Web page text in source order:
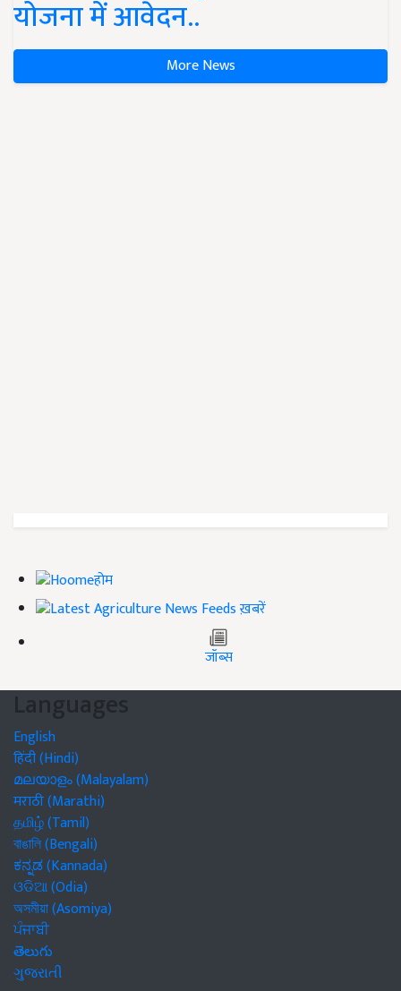
योजना में आवेदन..
More News
होम
ख़बरें
जॉब्स
Languages
English
हिंदी (Hindi)
മലയാളം (Malayalam)
मराठी (Marathi)
தமிழ் (Tamil)
বাঙালি (Bengali)
ಕನ್ನಡ (Kannada)
ଓଡିଆ (Odia)
অসমীয়া (Asomiya)
ਪੰਜਾਬੀ
తెలుగు
ગુજરાતી